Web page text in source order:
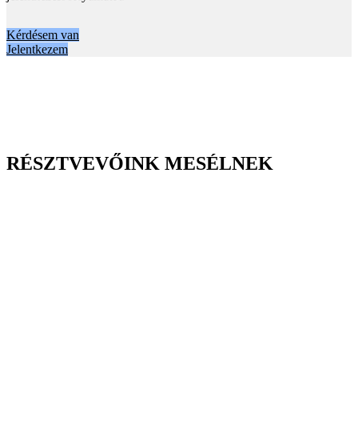
Kérdésem van
Jelentkezem
RÉSZTVEVŐINK MESÉLNEK